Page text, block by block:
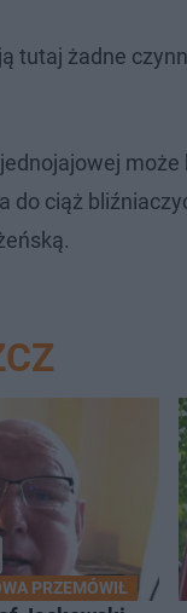
tutaj żadne
do ciąż
PRZEMÓWIŁ